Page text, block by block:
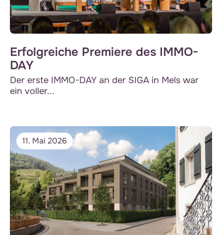
Erfolgreiche Premiere des IMMO-
DAY
Der erste IMMO-DAY an der SIGA in Mels war
ein voller...
11. Mai 2026